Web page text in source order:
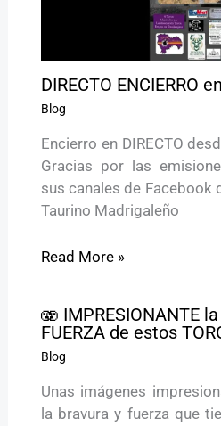
DIRECTO ENCIERRO
Blog
Encierro en DIRECTO
Gracias por las
sus canales de Facebook
Taurino Madrigaleño
Read More »
🫨 IMPRESIONANTE
FUERZA de estos
Blog
Unas imágenes
la bravura y fuerza que